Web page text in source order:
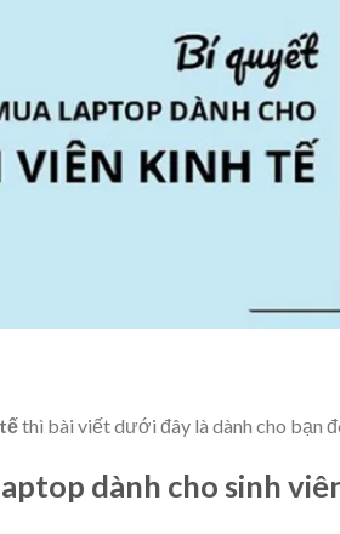
thì bài viết dưới đây là dành cho bạn
dành cho sinh